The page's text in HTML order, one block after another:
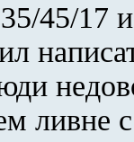
45/17
ливне